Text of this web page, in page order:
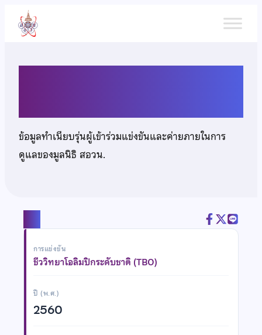
เนื้อหา
ข้อมูลทำเนียบรุ่นผู้เข้าร่วมแข่งขันและค่ายภายในการ
ดูแลของมูลนิธิ สอวน.
การแข่งขัน
ชีววิทยาโอลิมปิกระดับชาติ (TBO)
ปี (พ.ศ.)
2560